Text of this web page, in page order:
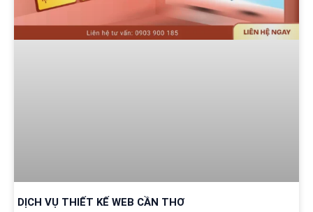
DỊCH VỤ THIẾT KẾ WEB CẦN THƠ